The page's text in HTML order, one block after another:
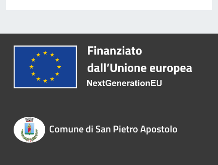
Comune di San Pietro Apostolo